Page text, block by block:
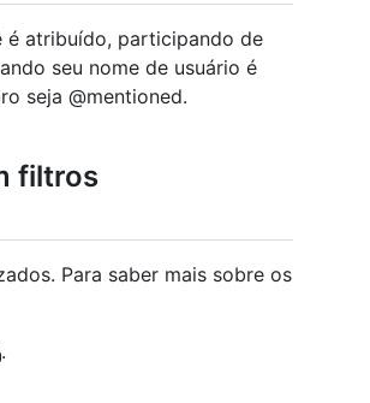
é atribuído, participando de
seu nome de usuário é
seja @mentioned.
filtros
Para saber mais sobre os
.